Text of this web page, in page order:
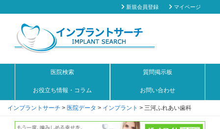
新規会員登録 マイページ
医院検索 質問掲示板
お役立ち情報・コラム お問い合わせ
インプラントサーチ > 医院データ > インプラント > 三河ふれあい歯科